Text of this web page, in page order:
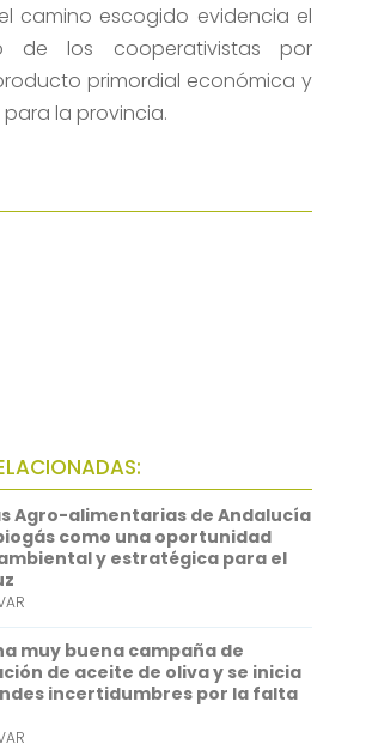
camino escogido evidencia el
de los cooperativistas por
primordial económica y
la provincia.
Agro-alimentarias de Andalucía
como una oportunidad
y estratégica para el
muy buena campaña de
de aceite de oliva y se inicia
incertidumbres por la falta